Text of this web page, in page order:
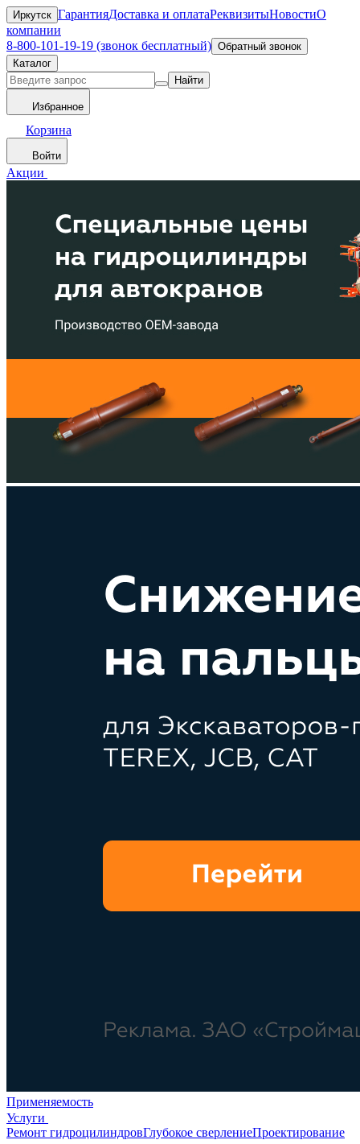
Иркутск ГарантияДоставка и оплатаРеквизитыНовостиО
компании
8-800-101-19-19 (звонок бесплатный) Обратный звонок
Каталог
Найти
Избранное
Корзина
Войти
Акции
Применяемость
Услуги
Ремонт гидроцилиндровГлубокое сверлениеПроектирование